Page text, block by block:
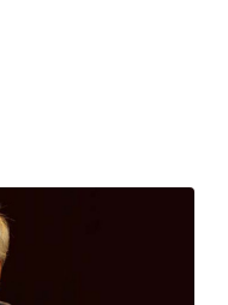
menu